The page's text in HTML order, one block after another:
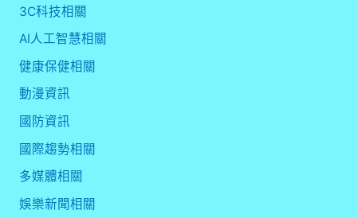
3C科技相關
AI人工智慧相關
健康保健相關
動漫資訊
國防資訊
國際趨勢相關
多媒體相關
娛樂新聞相關